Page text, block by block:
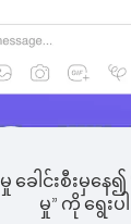
ေါင်းစီးမှနေ၍
မှု” ကို ရွေးပါ